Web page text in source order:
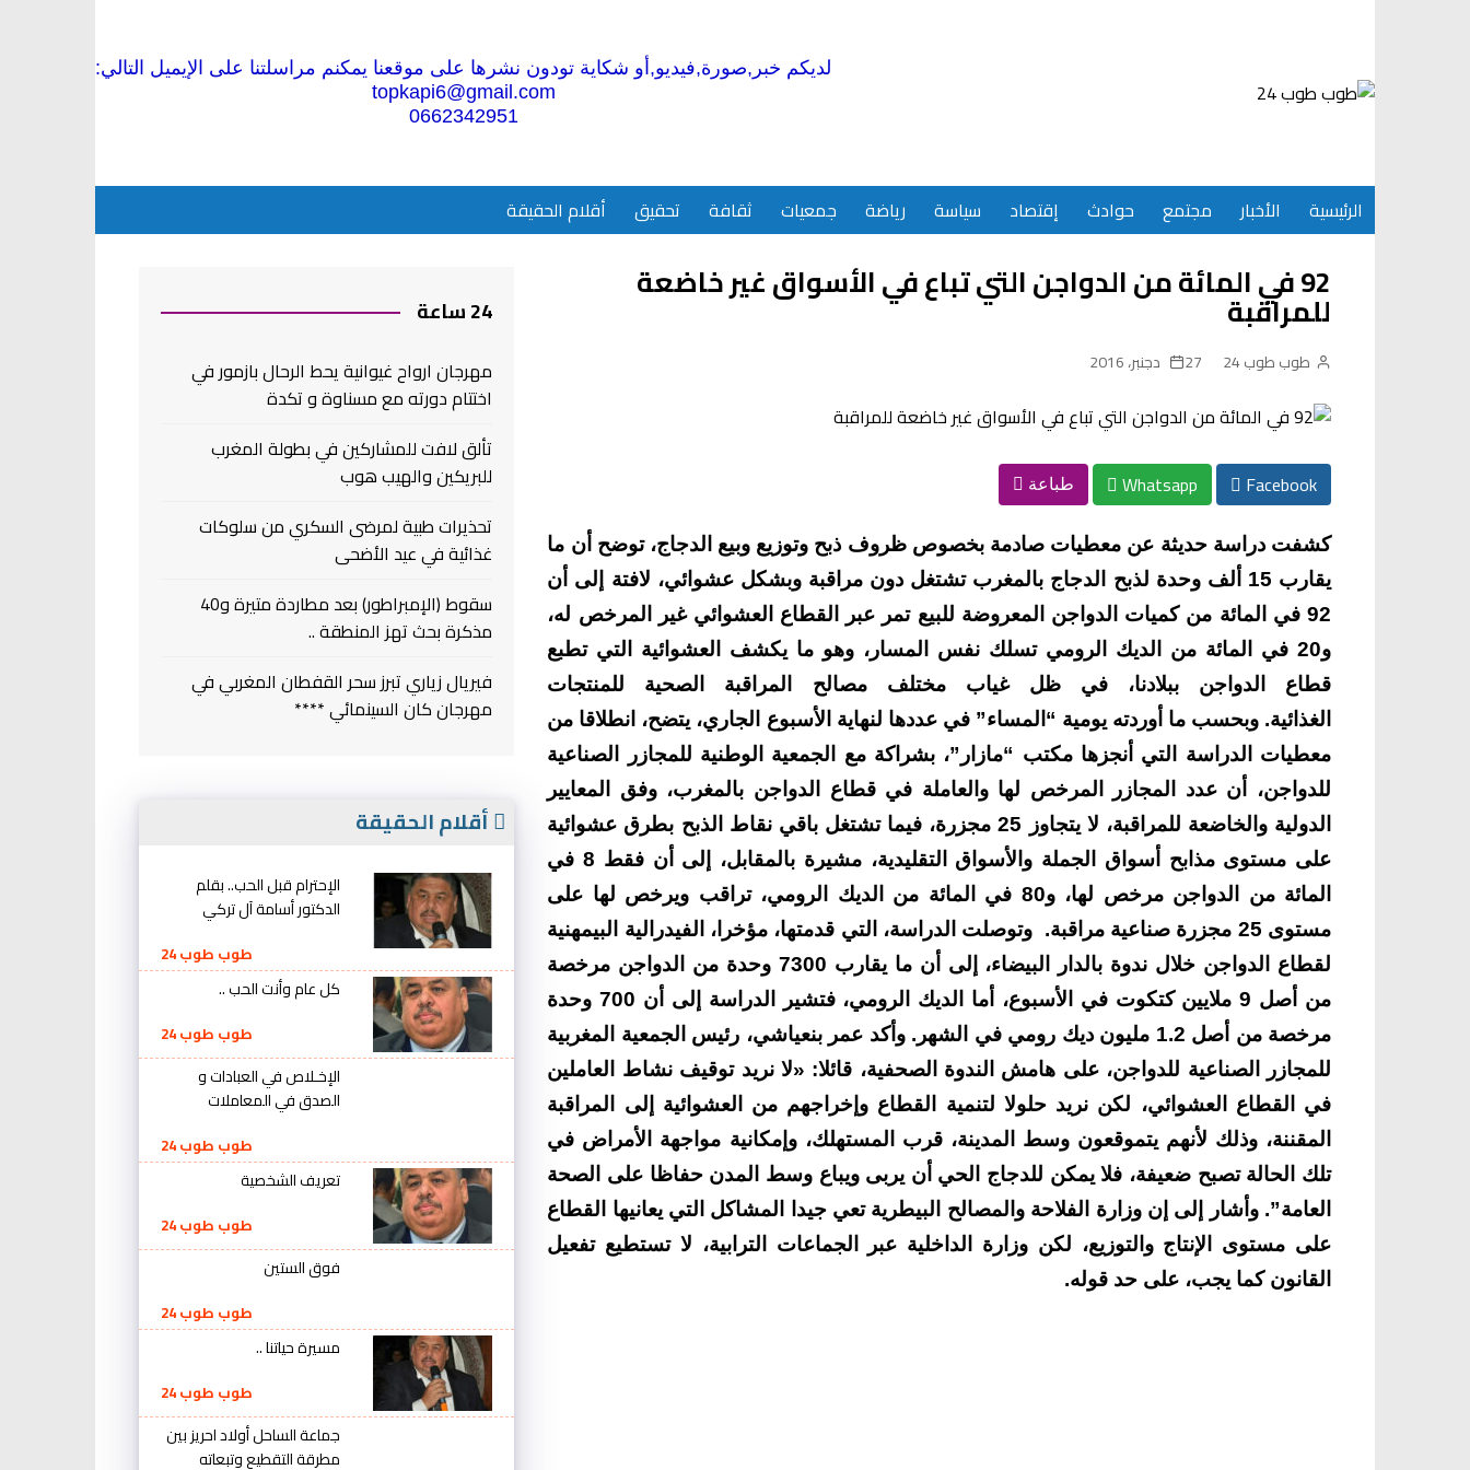
لديكم خبر,صورة,فيديو,أو شكاية تودون نشرها على موقعنا يمكنم مراسلتنا على الإيميل التالي:
topkapi6@gmail.com
0662342951
الرئيسية الأخبار مجتمع حوادث إقتصاد سياسة رياضة جمعيات ثقافة تحقيق أقلام الحقيقة
92 في المائة من الدواجن التي تباع في الأسواق غير خاضعة
للمراقبة
طوب طوب 24 27 دجنبر، 2016
Facebook
Whatsapp طباعة
كشفت دراسة حديثة عن معطيات صادمة بخصوص ظروف ذبح وتوزيع وبيع الدجاج، توضح أن ما
يقارب 15 ألف وحدة لذبح الدجاج بالمغرب تشتغل دون مراقبة وبشكل عشوائي، لافتة إلى أن
92 في المائة من كميات الدواجن المعروضة للبيع تمر عبر القطاع العشوائي غير المرخص له،
و20 في المائة من الديك الرومي تسلك نفس المسار، وهو ما يكشف العشوائية التي تطبع
قطاع الدواجن ببلادنا، في ظل غياب مختلف مصالح المراقبة الصحية للمنتجات
الغذائية.وبحسب ما أوردته يومية “المساء” في عددها لنهاية الأسبوع الجاري، يتضح، انطلاقا من
معطيات الدراسة التي أنجزها مكتب “مازار”، بشراكة مع الجمعية الوطنية للمجازر الصناعية
للدواجن، أن عدد المجازر المرخص لها والعاملة في قطاع الدواجن بالمغرب، وفق المعايير
الدولية والخاضعة للمراقبة، لا يتجاوز 25 مجزرة، فيما تشتغل باقي نقاط الذبح بطرق عشوائية
على مستوى مذابح أسواق الجملة والأسواق التقليدية، مشيرة بالمقابل، إلى أن فقط 8 في
المائة من الدواجن مرخص لها، و80 في المائة من الديك الرومي، تراقب ويرخص لها على
مستوى 25 مجزرة صناعية مراقبة.
وتوصلت الدراسة، التي قدمتها، مؤخرا، الفيدرالية البيمهنية
لقطاع الدواجن خلال ندوة بالدار البيضاء، إلى أن ما يقارب 7300 وحدة من الدواجن مرخصة
من أصل 9 ملايين كتكوت في الأسبوع، أما الديك الرومي، فتشير الدراسة إلى أن 700 وحدة
مرخصة من أصل 1.2 مليون ديك رومي في الشهر.
وأكد عمر بنعياشي، رئيس الجمعية المغربية
للمجازر الصناعية للدواجن، على هامش الندوة الصحفية، قائلا: «لا نريد توقيف نشاط العاملين
في القطاع العشوائي، لكن نريد حلولا لتنمية القطاع وإخراجهم من العشوائية إلى المراقبة
المقننة، وذلك لأنهم يتموقعون وسط المدينة، قرب المستهلك، وإمكانية مواجهة الأمراض في
تلك الحالة تصبح ضعيفة، فلا يمكن للدجاج الحي أن يربى ويباع وسط المدن حفاظا على الصحة
العامة”.وأشار إلى إن وزارة الفلاحة والمصالح البيطرية تعي جيدا المشاكل التي يعانيها القطاع
على مستوى الإنتاج والتوزيع، لكن وزارة الداخلية عبر الجماعات الترابية، لا تستطيع تفعيل
القانون كما يجب، على حد قوله.
24 ساعة
مهرجان ارواح غيوانية يحط الرحال بازمور في
اختتام دورته مع مسناوة و تكدة
تألق لافت للمشاركين في بطولة المغرب
للبريكين والهيب هوب
تحذيرات طبية لمرضى السكري من سلوكات
غذائية في عيد الأضحى
سقوط (الإمبراطور) بعد مطاردة متيرة و40
مذكرة بحث تهز المنطقة ..
فيريال زياري تبرز سحر القفطان المغربي في
مهرجان كان السينمائي ****
أقلام الحقيقة
الإحترام قبل الحب.. بقلم
الدكتور أسامة آل تركي
طوب طوب 24
كل عام وأنت الحب ..
طوب طوب 24
الإخـلاص في العبادات و
الصدق في المعاملات
طوب طوب 24
تعريف الشخصية
طوب طوب 24
فوق الستين
طوب طوب 24
مسيرة حياتنا ..
طوب طوب 24
جماعة الساحل أولاد احريز بين
مطرقة التقطيع وتبعاته